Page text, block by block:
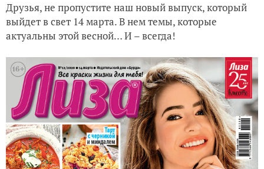
Анонс журнала "Лиза" №07-2020
Анонс журнала "Лиза" №05-2020
Анонс журнала "Лиза" №04-2020
Анонс журнала "Лиза" №3-2020
Анонс журнала "Лиза" №02-2020
Друзья, не пропустите наш новый выпуск, который
выйдет в свет 14 марта. В нем темы, которые
актуальны этой весной… И – всегда!